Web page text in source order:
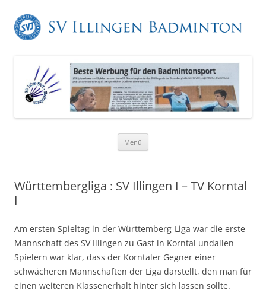
Menü
Württembergliga : SV Illingen I – TV Korntal
I
Am ersten Spieltag in der Württemberg-Liga war die erste
Mannschaft des SV Illingen zu Gast in Korntal undallen
Spielern war klar, dass der Korntaler Gegner einer
schwächeren Mannschaften der Liga darstellt, den man für
einen weiteren Klassenerhalt hinter sich lassen sollte.